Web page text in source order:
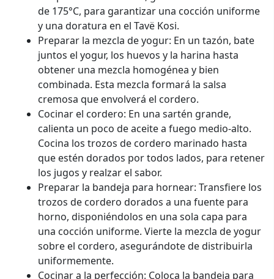
de 175°C, para garantizar una cocción uniforme
y una doratura en el Tavë Kosi.
Preparar la mezcla de yogur: En un tazón, bate
juntos el yogur, los huevos y la harina hasta
obtener una mezcla homogénea y bien
combinada. Esta mezcla formará la salsa
cremosa que envolverá el cordero.
Cocinar el cordero: En una sartén grande,
calienta un poco de aceite a fuego medio-alto.
Cocina los trozos de cordero marinado hasta
que estén dorados por todos lados, para retener
los jugos y realzar el sabor.
Preparar la bandeja para hornear: Transfiere los
trozos de cordero dorados a una fuente para
horno, disponiéndolos en una sola capa para
una cocción uniforme. Vierte la mezcla de yogur
sobre el cordero, asegurándote de distribuirla
uniformemente.
Cocinar a la perfección: Coloca la bandeja para